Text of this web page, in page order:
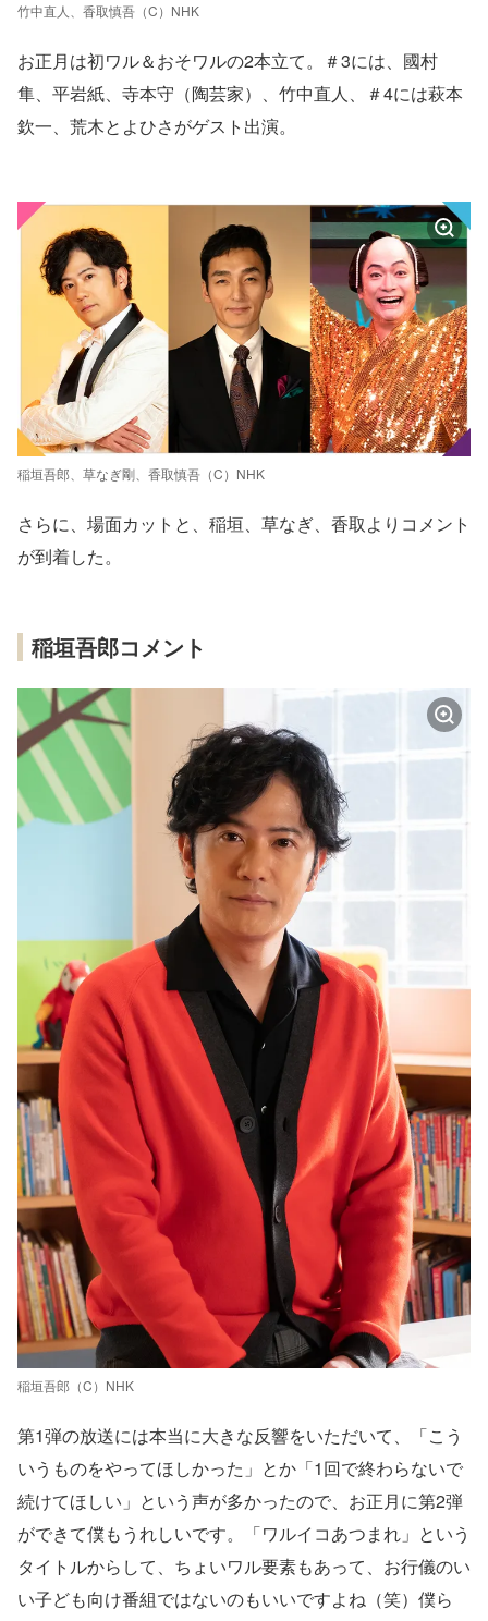
竹中直人、香取慎吾（C）NHK
お正月は初ワル＆おそワルの2本立て。＃3には、國村
隼、平岩紙、寺本守（陶芸家）、竹中直人、＃4には萩本
欽一、荒木とよひさがゲスト出演。
稲垣吾郎、草なぎ剛、香取慎吾（C）NHK
さらに、場面カットと、稲垣、草なぎ、香取よりコメント
が到着した。
稲垣吾郎コメント
稲垣吾郎（C）NHK
第1弾の放送には本当に大きな反響をいただいて、「こう
いうものをやってほしかった」とか「1回で終わらないで
続けてほしい」という声が多かったので、お正月に第2弾
ができて僕もうれしいです。「ワルイコあつまれ」という
タイトルからして、ちょいワル要素もあって、お行儀のい
い子ども向け番組ではないのもいいですよね（笑）僕ら